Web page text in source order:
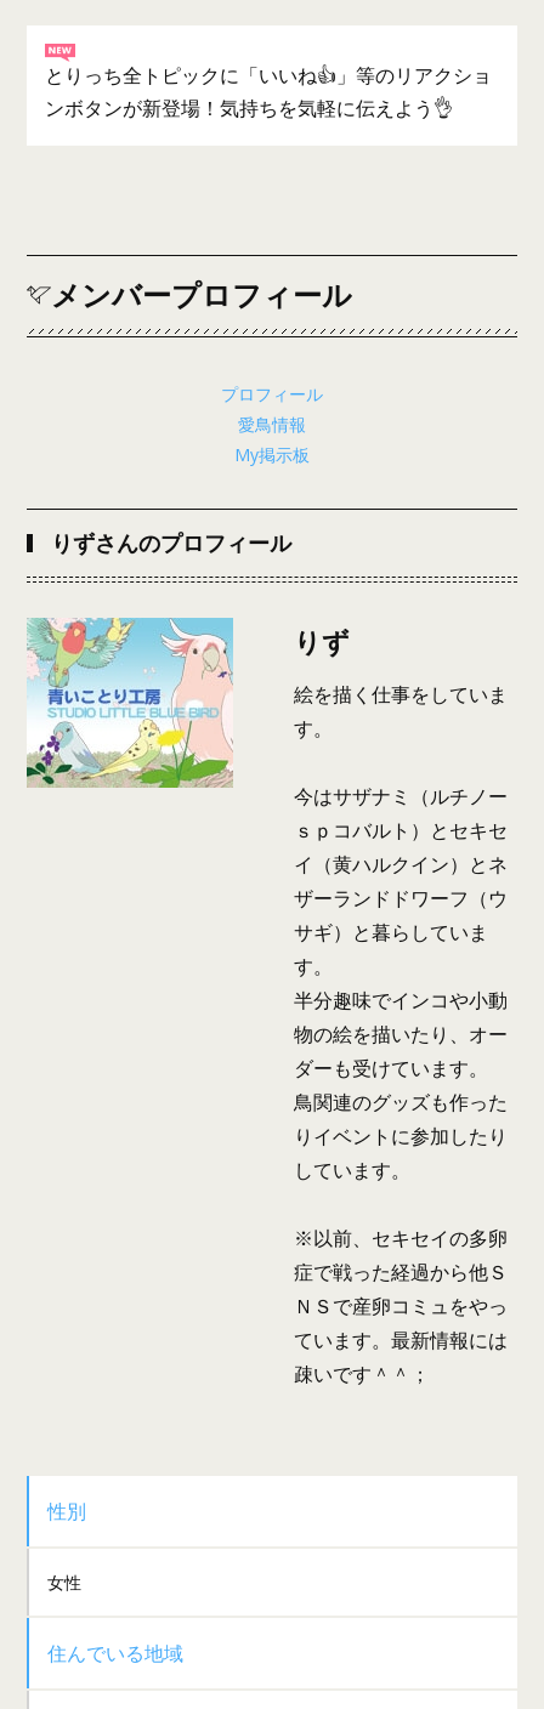
とりっち全トピックに「いいね👍」等のリアクショ
ンボタンが新登場！気持ちを気軽に伝えよう👌
メンバープロフィール
プロフィール
愛鳥情報
My掲示板
りずさんのプロフィール
りず
絵を描く仕事をしていま
す。
今はサザナミ（ルチノー
ｓｐコバルト）とセキセ
イ（黄ハルクイン）とネ
ザーランドドワーフ（ウ
サギ）と暮らしていま
す。
半分趣味でインコや小動
物の絵を描いたり、オー
ダーも受けています。
鳥関連のグッズも作った
りイベントに参加したり
しています。
※以前、セキセイの多卵
症で戦った経過から他Ｓ
ＮＳで産卵コミュをやっ
ています。最新情報には
疎いです＾＾；
性別
女性
住んでいる地域